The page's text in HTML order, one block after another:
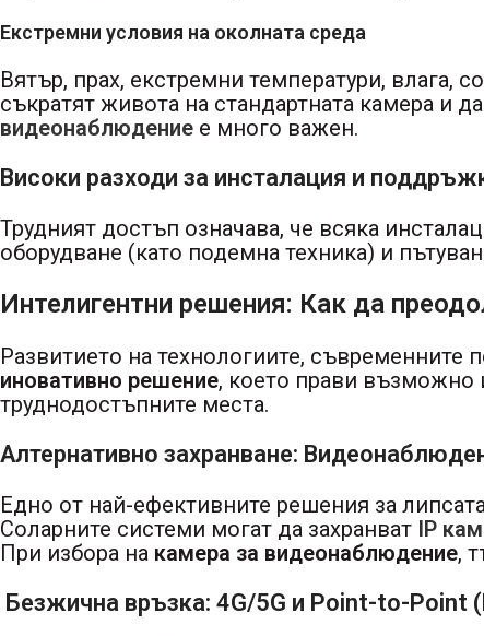
Екстремни условия на околната среда
Вятър, прах, екстремни температури, влага,
съкратят живота на стандартната камера и
видеонаблюдение е много важен.
Високи разходи за инсталация и
Трудният достъп означава, че всяка
оборудване (като подемна техника) и
Интелигентни решения: Как да
Развитието на технологиите, съвременните
иновативно решение, което прави възможно
труднодостъпните места.
Алтернативно захранване:
Едно от най-ефективните решения за
Соларните системи могат да захранват IP
При избора на камера за видеонаблюдение,
Безжична връзка: 4G/5G и Point-to-Point